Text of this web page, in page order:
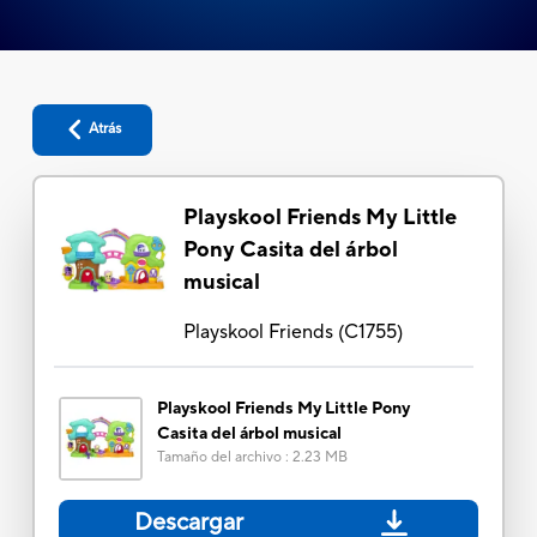
Atrás
Playskool Friends My Little
Pony Casita del árbol
musical
Playskool Friends(C1755)
Playskool Friends My Little Pony
Casita del árbol musical
Tamaño del archivo: 2.23 MB
Descargar